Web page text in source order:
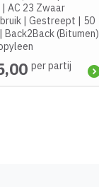
|AC 23 Zwaar
|Gestreept | 50
|Back2Back (Bitumen)
per partij